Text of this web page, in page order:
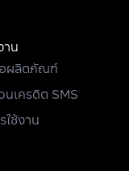
าน
ผลิตภัณฑ์
นเครดิต SMS
ช้งาน